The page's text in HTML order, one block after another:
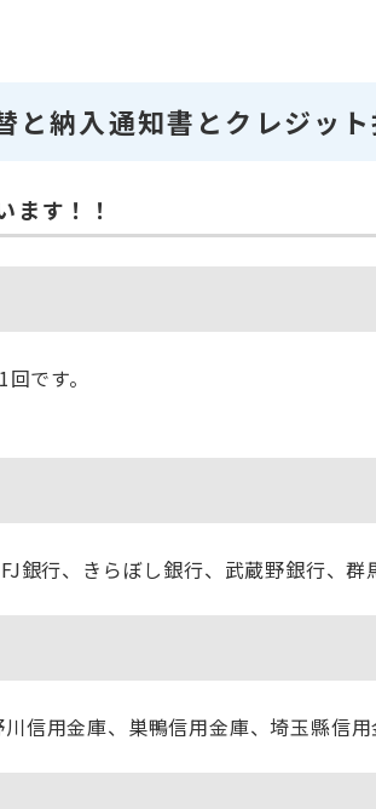
納入通知書とクレジット
ます！！
です。
銀行、きらぼし銀行、武蔵野銀行、群
信用金庫、巣鴨信用金庫、埼玉縣信